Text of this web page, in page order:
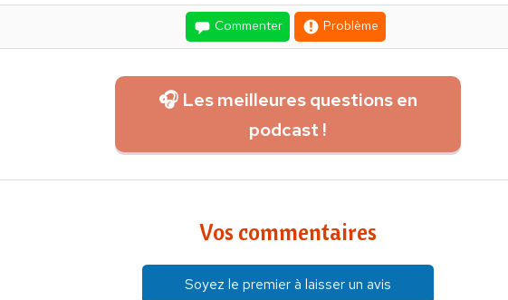
Commenter Problème
🎧 Les meilleures questions en
podcast !
Vos commentaires
Soyez le premier à laisser un avis